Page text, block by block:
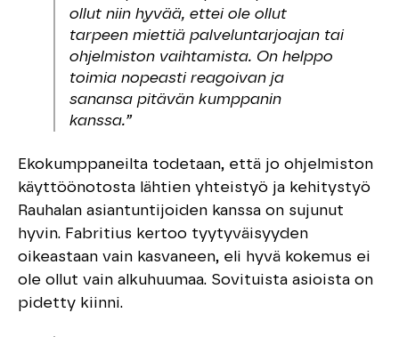
ollut niin hyvää, ettei ole ollut
tarpeen miettiä palveluntarjoajan tai
ohjelmiston vaihtamista. On helppo
toimia nopeasti reagoivan ja
sanansa pitävän kumppanin
kanssa.”
Ekokumppaneilta todetaan, että jo ohjelmiston
käyttöönotosta lähtien yhteistyö ja kehitystyö
Rauhalan asiantuntijoiden kanssa on sujunut
hyvin. Fabritius kertoo tyytyväisyyden
oikeastaan vain kasvaneen, eli hyvä kokemus ei
ole ollut vain alkuhuumaa. Sovituista asioista on
pidetty kiinni.